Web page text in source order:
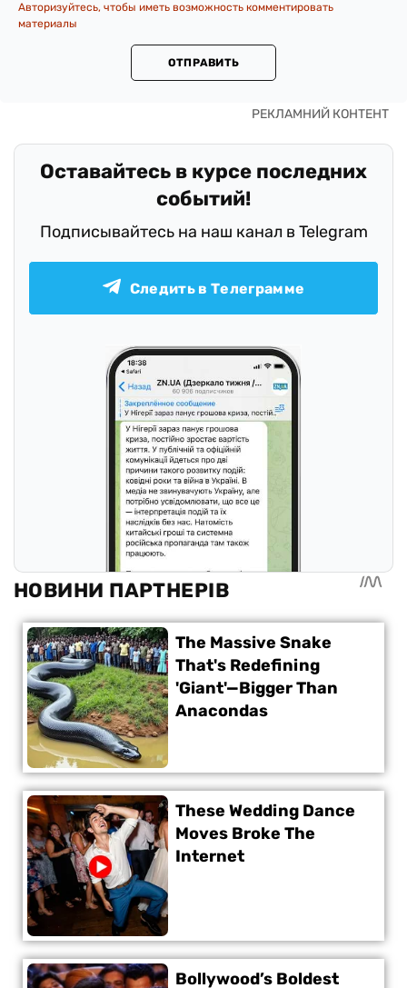
Авторизуйтесь, чтобы иметь возможность комментировать
материалы
ОТПРАВИТЬ
Оставайтесь в курсе последних
событий!
Подписывайтесь на наш канал в Telegram
Следить в Телеграмме